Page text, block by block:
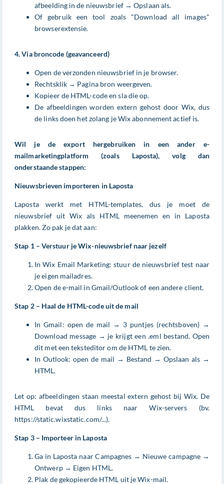
afbeelding in de nieuwsbrief → Opslaan als.
Of gebruik een tool zoals "Download all images"
browserextensie.
4. Via broncode (geavanceerd)
Open de verzonden nieuwsbrief in je browser.
Rechtsklik → Pagina bron weergeven.
Kopieer de HTML-code en sla die op.
De afbeeldingen worden extern gehost door Wix, dus
de links doen het zolang je Wix abonnement actief is.
Wil je de export hergebruiken in een ander e-
mailmarketingplatform (zoals Laposta), volg dan
onderstaande stappen:
Nieuwsbrieven importeren in Laposta
Laposta werkt met HTML-templates, dus je moet de
nieuwsbrief uit Wix als HTML meenemen en in Laposta
plakken. Zo pak je dat aan:
Stap 1 – Verstuur je Wix-nieuwsbrief naar jezelf
In Wix Email Marketing: stuur de nieuwsbrief test naar
je eigen mailadres.
Open de e-mail in Gmail/Outlook of een andere client.
Stap 2 – Haal de HTML-code uit de mail
In Gmail: open de mail → 3 puntjes (rechtsboven) →
Download message → je krijgt een .eml bestand. Open
dit met een teksteditor om de HTML te zien.
In Outlook: open de mail → Bestand → Opslaan als →
HTML.
Let op: afbeeldingen staan meestal extern gehost bij Wix. De
HTML bevat dus links naar Wix-servers (bv.
https://static.wixstatic.com/...).
Stap 3 – Importeer in Laposta
Ga in Laposta naar Campagnes → Nieuwe campagne →
Ontwerp → Eigen HTML.
Plak de gekopieerde HTML uit je Wix-mail.